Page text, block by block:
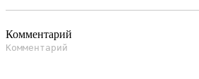
Комментарий